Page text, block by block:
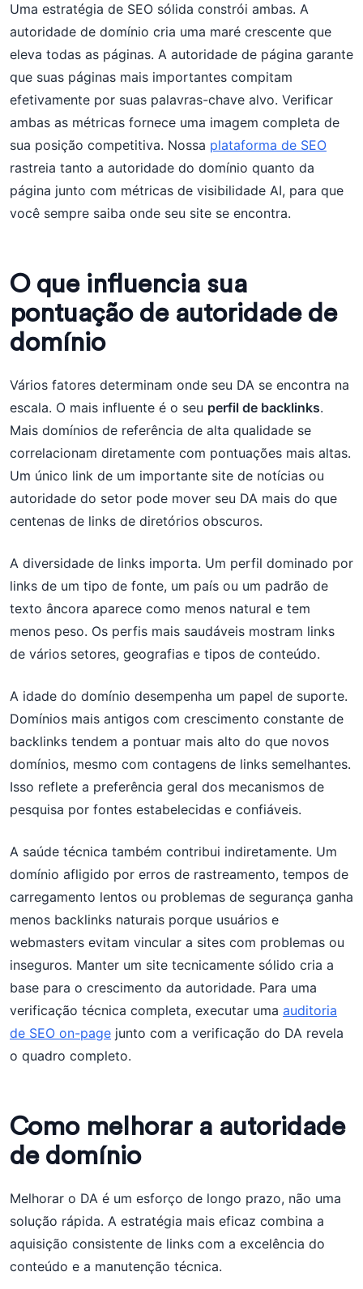
Uma estratégia de SEO sólida constrói ambas. A
autoridade de domínio cria uma maré crescente que
eleva todas as páginas. A autoridade de página garante
que suas páginas mais importantes compitam
efetivamente por suas palavras-chave alvo. Verificar
ambas as métricas fornece uma imagem completa de
sua posição competitiva. Nossa plataforma de SEO
rastreia tanto a autoridade do domínio quanto da
página junto com métricas de visibilidade AI, para que
você sempre saiba onde seu site se encontra.
O que influencia sua
pontuação de autoridade de
domínio
Vários fatores determinam onde seu DA se encontra na
escala. O mais influente é o seu perfil de backlinks.
Mais domínios de referência de alta qualidade se
correlacionam diretamente com pontuações mais altas.
Um único link de um importante site de notícias ou
autoridade do setor pode mover seu DA mais do que
centenas de links de diretórios obscuros.
A diversidade de links importa. Um perfil dominado por
links de um tipo de fonte, um país ou um padrão de
texto âncora aparece como menos natural e tem
menos peso. Os perfis mais saudáveis mostram links
de vários setores, geografias e tipos de conteúdo.
A idade do domínio desempenha um papel de suporte.
Domínios mais antigos com crescimento constante de
backlinks tendem a pontuar mais alto do que novos
domínios, mesmo com contagens de links semelhantes.
Isso reflete a preferência geral dos mecanismos de
pesquisa por fontes estabelecidas e confiáveis.
A saúde técnica também contribui indiretamente. Um
domínio afligido por erros de rastreamento, tempos de
carregamento lentos ou problemas de segurança ganha
menos backlinks naturais porque usuários e
webmasters evitam vincular a sites com problemas ou
inseguros. Manter um site tecnicamente sólido cria a
base para o crescimento da autoridade. Para uma
verificação técnica completa, executar uma auditoria
de SEO on-page junto com a verificação do DA revela
o quadro completo.
Como melhorar a autoridade
de domínio
Melhorar o DA é um esforço de longo prazo, não uma
solução rápida. A estratégia mais eficaz combina a
aquisição consistente de links com a excelência do
conteúdo e a manutenção técnica.